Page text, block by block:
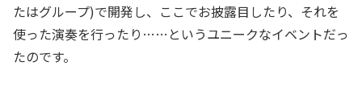
たはグループ)で開発し、ここでお披露目したり、それを
使った演奏を行ったり……というユニークなイベントだっ
たのです。